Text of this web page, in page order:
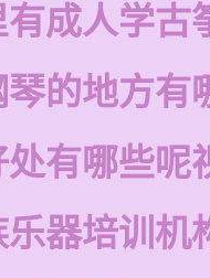
成人学古
的地方有
有哪些呢
器培训机